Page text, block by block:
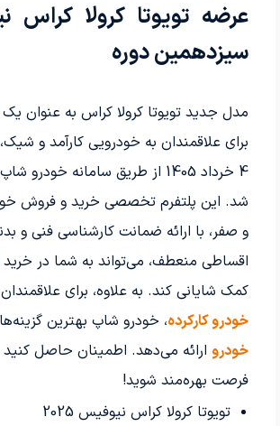
عرضه تویوتا کرولا کراس
سیزدهمین دوره
مدل جدید تویوتا کرولا کراس به عنوان
برای علاقمندان به خودرویی کارآمد و
4 خرداد 1405 از طریق سامانه
شد. این پلتفرم تخصصی خرید و فروش
و صفر، با ارائه ضمانت کارشناسی فنی و
اقساطی منعطف، می‌تواند به شما در
کمک شایانی کند. به علاوه، برای
خودرو کارکرده، خودرو شاپ بهترین گزینه‌ها
خودروارائه می‌دهد. اطمینان حاصل کنید
فرصت بهره‌مند شوید!
تویوتا کرولا کراس نیوفیس 2025